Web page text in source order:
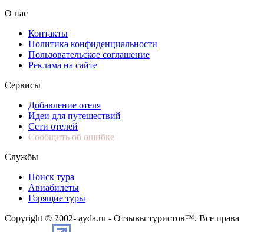
О нас
Контакты
Политика конфиденциальности
Пользовательское соглашение
Реклама на сайте
Сервисы
Добавление отеля
Идеи для путешествий
Сети отелей
Сообщить об ошибке
Службы
Поиск тура
Авиабилеты
Горящие туры
Copyright © 2002- ayda.ru - Отзывы туристов™. Все права